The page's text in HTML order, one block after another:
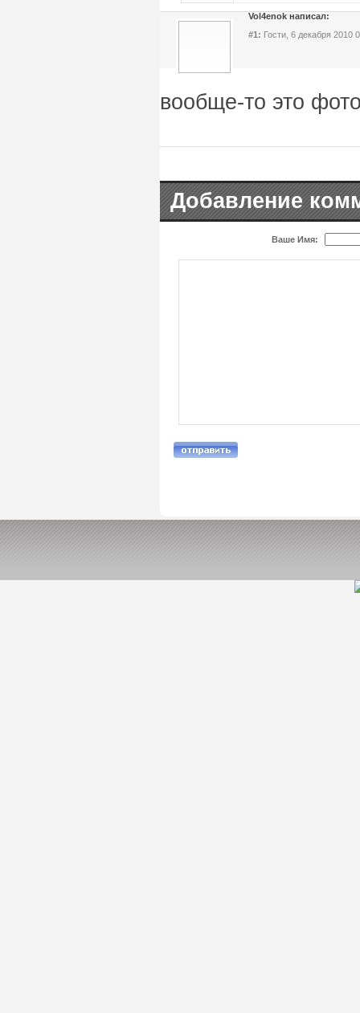
Vol4enok написал:
#1: Гости, 6 декабря 2010
вообще-то это
Добавление
Ваше Имя: